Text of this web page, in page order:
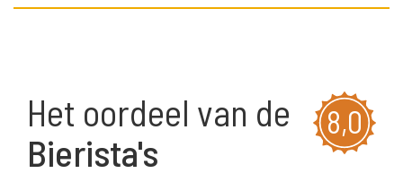
8,0
Het oordeel van de
Bierista's